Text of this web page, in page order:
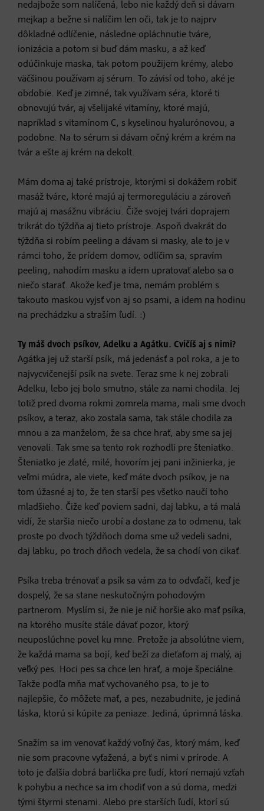
nedajbože som nalíčená, lebo nie každý deň si dávam
mejkap a bežne si nalíčim len oči, tak je to najprv
dôkladné odlíčenie, následne opláchnutie tváre,
ionizácia a potom si buď dám masku, a až keď
odúčinkuje maska, tak potom použijem krémy, alebo
väčšinou používam aj sérum. To závisí od toho, aké je
obdobie. Keď je zimné, tak využívam séra, ktoré ti
obnovujú tvár, aj všelijaké vitamíny, ktoré majú,
napríklad s vitamínom C, s kyselinou hyalurónovou, a
podobne. Na to sérum si dávam očný krém a krém na
tvár a ešte aj krém na dekolt.
Mám doma aj také prístroje, ktorými si dokážem robiť
masáž tváre, ktoré majú aj termoreguláciu a zároveň
majú aj masážnu vibráciu. Čiže svojej tvári doprajem
trikrát do týždňa aj tieto prístroje. Aspoň dvakrát do
týždňa si robím peeling a dávam si masky, ale to je v
rámci toho, že prídem domov, odlíčim sa, spravím
peeling, nahodím masku a idem upratovať alebo sa o
niečo starať. Akože keď je tma, nemám problém s
takouto maskou vyjsť von aj so psami, a idem na hodinu
na prechádzku a straším ľudí. :)
Ty máš dvoch psíkov, Adelku a Agátku. Cvičíš aj s nimi?
Agátka jej už starší psík, má jedenásť a pol roka, a je to
najvycvičenejší psík na svete. Teraz sme k nej zobrali
Adelku, lebo jej bolo smutno, stále za nami chodila. Jej
totiž pred dvoma rokmi zomrela mama, mali sme dvoch
psíkov, a teraz, ako zostala sama, tak stále chodila za
mnou a za manželom, že sa chce hrať, aby sme sa jej
venovali. Tak sme sa tento rok rozhodli pre šteniatko.
Šteniatko je zlaté, milé, hovorím jej pani inžinierka, je
veľmi múdra, ale viete, keď máte dvoch psíkov, je na
tom úžasné aj to, že ten starší pes všetko naučí toho
mladšieho. Čiže keď poviem sadni, daj labku, a tá malá
vidí, že staršia niečo urobí a dostane za to odmenu, tak
proste po dvoch týždňoch doma sme už vedeli sadni,
daj labku, po troch dňoch vedela, že sa chodí von cikať.
Psíka treba trénovať a psík sa vám za to odvďačí, keď je
dospelý, že sa stane neskutočným pohodovým
partnerom. Myslím si, že nie je nič horšie ako mať psíka,
na ktorého musíte stále dávať pozor, ktorý
neuposlúchne povel ku mne. Pretože ja absolútne viem,
že každá mama sa bojí, keď beží za dieťaťom aj malý, aj
veľký pes. Hoci pes sa chce len hrať, a moje špeciálne.
Takže podľa mňa mať vychovaného psa, to je to
najlepšie, čo môžete mať, a pes, nezabudnite, je jediná
láska, ktorú si kúpite za peniaze. Jediná, úprimná láska.
Snažím sa im venovať každý voľný čas, ktorý mám, keď
nie som pracovne vyťažená, a byť s nimi v prírode. A
toto je ďalšia dobrá barlička pre ľudí, ktorí nemajú vzťah
k pohybu a nechce sa im chodiť von a sú doma, medzi
tými štyrmi stenami. Alebo pre starších ľudí, ktorí sú